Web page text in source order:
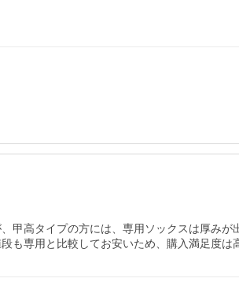
高タイプの方には、専用ソックスは厚み
も専用と比較してお安いため、購入満足度は